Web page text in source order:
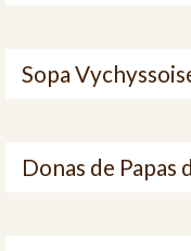
Sopa
Donas de Papas